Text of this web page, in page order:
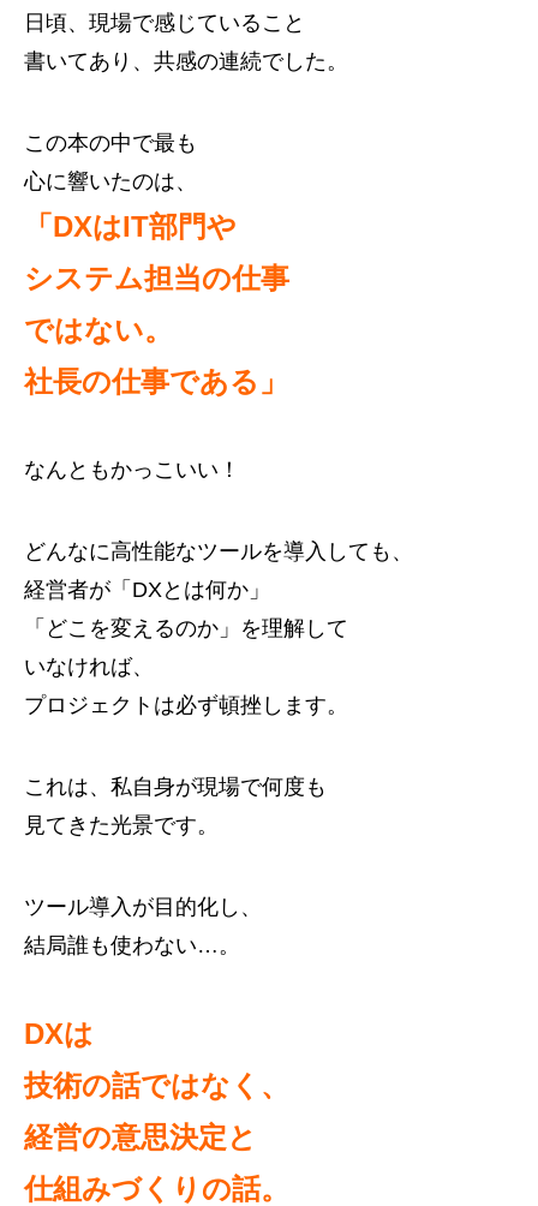
日頃、現場で感じていること
書いてあり、共感の連続でした。
この本の中で最も
心に響いたのは、
「DXはIT部門や
システム担当の仕事
ではない。
社長の仕事である」
なんともかっこいい！
どんなに高性能なツールを導入しても、
経営者が「DXとは何か」
「どこを変えるのか」を理解して
いなければ、
プロジェクトは必ず頓挫します。
これは、私自身が現場で何度も
見てきた光景です。
ツール導入が目的化し、
結局誰も使わない…。
DXは
技術の話ではなく、
経営の意思決定と
仕組みづくりの話。